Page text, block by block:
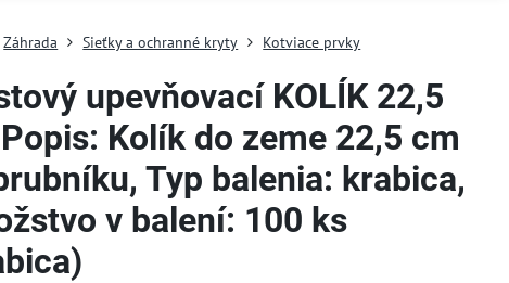
Záhrada Sieťky a ochranné kryty Kotviace prvky
upevňovací KOLÍK 22,5
Kolík do zeme 22,5 cm
Typ balenia: krabica,
v balení: 100 ks